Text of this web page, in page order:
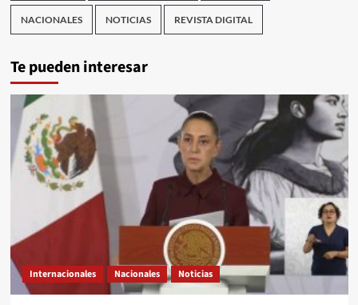
NACIONALES NOTICIAS REVISTA DIGITAL
Te pueden interesar
Internacionales Nacionales Noticias